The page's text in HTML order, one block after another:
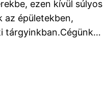
ezen kívül súlyos
az épületekben,
tárgyinkban.Cégünk…